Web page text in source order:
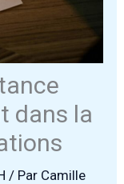
dans la
/ Par Camille